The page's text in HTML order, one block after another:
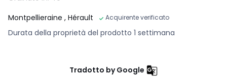
Montpellieraine , Hérault Acquirente verificato
Durata della proprietà del prodotto 1 settimana
Tradotto by Google